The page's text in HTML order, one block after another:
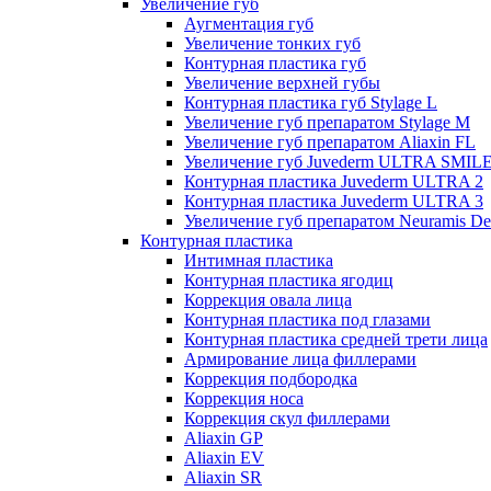
Увеличение губ
Аугментация губ
Увеличение тонких губ
Контурная пластика губ
Увеличение верхней губы
Контурная пластика губ Stylage L
Увеличение губ препаратом Stylage M
Увеличение губ препаратом Aliaxin FL
Увеличение губ Juvederm ULTRA
Контурная пластика Juvederm ULTRA 2
Контурная пластика Juvederm ULTRA 3
Увеличение губ препаратом Neuramis
Контурная пластика
Интимная пластика
Контурная пластика ягодиц
Коррекция овала лица
Контурная пластика под глазами
Контурная пластика средней трети лица
Армирование лица филлерами
Коррекция подбородка
Коррекция носа
Коррекция скул филлерами
Aliaxin GP
Aliaxin EV
Aliaxin SR